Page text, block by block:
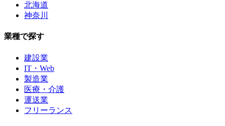
北海道
神奈川
業種で探す
建設業
IT・Web
製造業
医療・介護
運送業
フリーランス